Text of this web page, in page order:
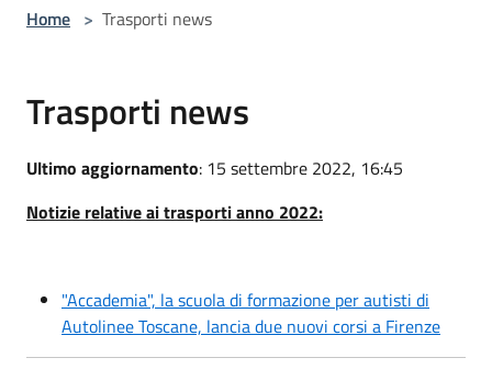
Home > Trasporti news
Trasporti news
Ultimo aggiornamento: 15 settembre 2022, 16:45
Notizie relative ai trasporti anno 2022:
"Accademia", la scuola di formazione per autisti di
Autolinee Toscane, lancia due nuovi corsi a Firenze